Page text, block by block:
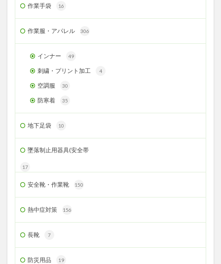
作業手袋 16
作業服・アパレル 306
インナー 49
刺繍・プリント加工 4
空調服 30
防寒着 35
地下足袋 10
墜落制止用器具(安全帯
17
安全靴・作業靴 150
熱中症対策 156
長靴 7
防災用品 19